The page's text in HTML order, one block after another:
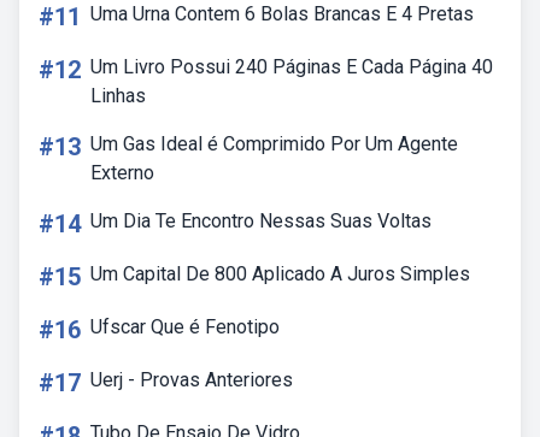
#11 Uma Urna Contem 6 Bolas Brancas E 4 Pretas
#12 Um Livro Possui 240 Páginas E Cada Página 40
Linhas
#13 Um Gas Ideal é Comprimido Por Um Agente
Externo
#14 Um Dia Te Encontro Nessas Suas Voltas
#15 Um Capital De 800 Aplicado A Juros Simples
#16 Ufscar Que é Fenotipo
#17 Uerj - Provas Anteriores